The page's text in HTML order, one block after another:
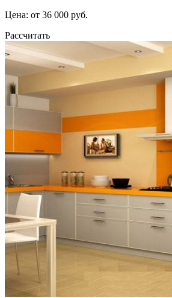
Цена: от 36 000 руб.
Рассчитать